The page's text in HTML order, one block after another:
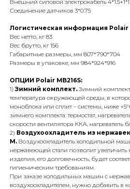
Внешний силовой электрокабель
Соединение датчиков 3*0.75
Логистическая информация Polair
Вес нетто, кг 83
Вес брутто, кг 156
Габаритные размеры, мм 807*790*704
Размеры в упаковке, мм 984*924*916
ОПЦИИ Polair MB216S:
1) Зимний комплект.Зимний
температура окружающей среды, в
моноблока или сплит – системы, ниже
зимнего комплекта: термостат,
скорости вентилятора ККА, нагреватель
2) Воздухоохладитель из
М. Воздухоохладитель холодильной
нержавеющей стали позволит
изделия, его долговечность, будет
гигиеническим требованиям.
При заказе холодильных машин с
воздухоохладителем, нужно добавить в